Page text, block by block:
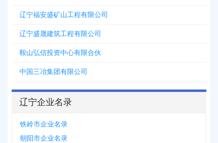
辽宁福安盛矿山工程有限公司
辽宁盛晟建筑工程有限公司
鞍山弘信投资中心有限合伙
中国三冶集团有限公司
辽宁企业名录
铁岭市企业名录
朝阳市企业名录